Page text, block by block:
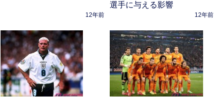
12年前
選手に与える影響
12年前